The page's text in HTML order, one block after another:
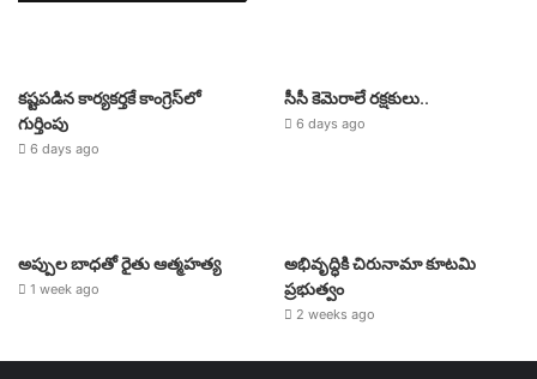
కష్టపడిన కార్యకర్తకే కాంగ్రెస్‌లో
గుర్తింపు
6 days ago
సీసీ కెమెరాలే రక్షకులు..
6 days ago
అప్పుల బాధతో రైతు ఆత్మహత్య
1 week ago
అభివృద్ధికి చిరునామా కూటమి
ప్రభుత్వం
2 weeks ago